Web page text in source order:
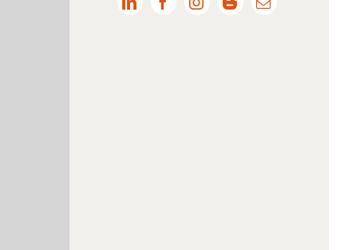
LinkedInFacebookInstagram
BloggerEmail: